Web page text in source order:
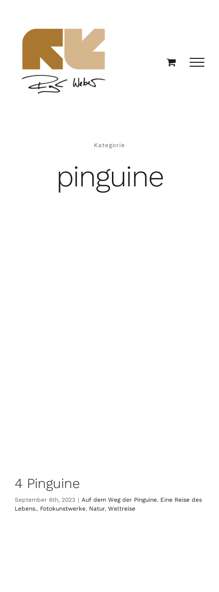
springen
Kategorie
pinguine
4 Pinguine
September 6th, 2023 | Auf dem Weg der Pinguine. Eine Reise des
Lebens., Fotokunstwerke, Natur, Weltreise